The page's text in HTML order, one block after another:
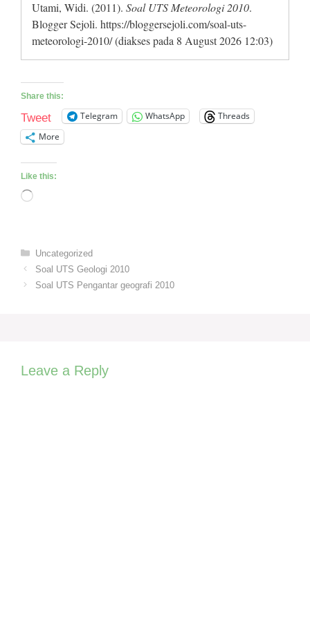
Utami, Widi. (2011). Soal UTS Meteorologi 2010.
Blogger Sejoli. https://bloggersejoli.com/soal-uts-
meteorologi-2010/ (diakses pada 8 August 2026 12:03)
Share this:
Tweet Telegram WhatsApp
Threads
More
Like this:
Loading…
Categories
Uncategorized
Soal UTS Geologi 2010
Soal UTS Pengantar geografi 2010
Leave a Reply